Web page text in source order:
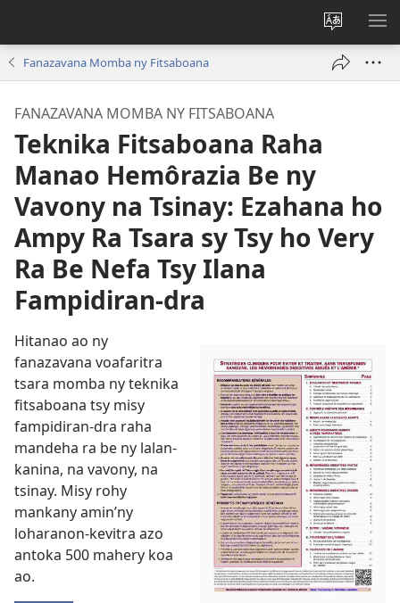
Hiova
fiteny
Fanazavana Momba ny Fitsaboana
FANAZAVANA MOMBA NY FITSABOANA
Teknika Fitsaboana Raha
Manao Hemôrazia Be ny
Vavony na Tsinay: Ezahana ho
Ampy Ra Tsara sy Tsy ho Very
Ra Be Nefa Tsy Ilana
Fampidiran-dra
Hitanao ao ny
fanazavana voafaritra
tsara momba ny teknika
fitsaboana tsy misy
fampidiran-dra raha
mandeha ra be ny lalan-
kanina, na vavony, na
tsinay. Misy rohy
mankany amin’ny
loharanon-kevitra azo
antoka 500 mahery koa
ao.